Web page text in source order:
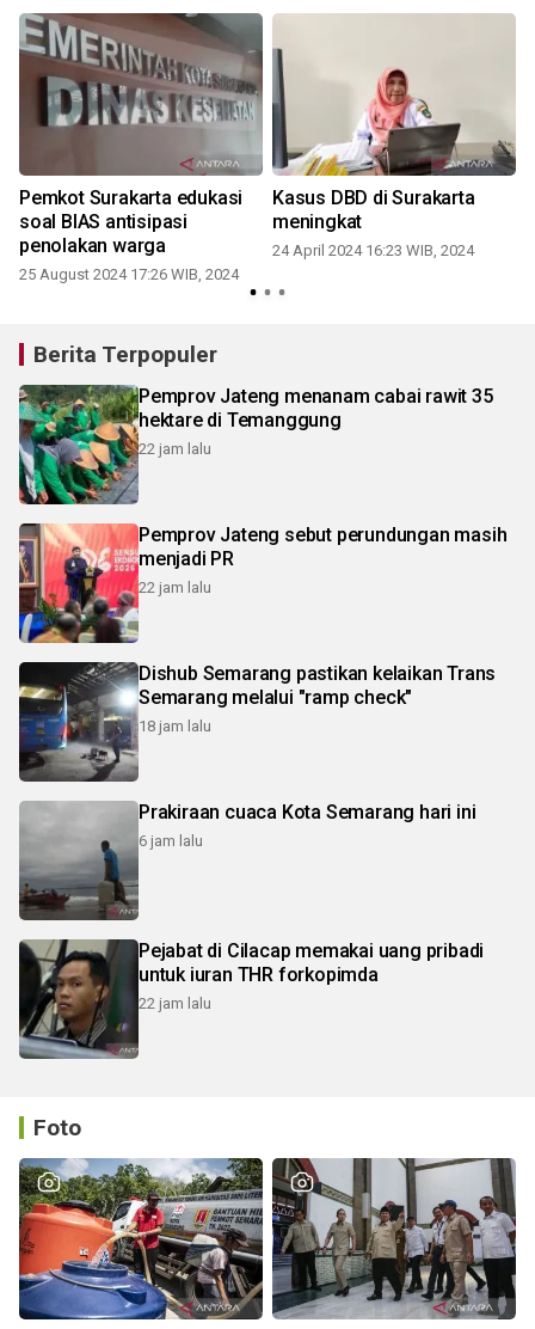
Pemkot Surakarta edukasi
soal BIAS antisipasi
penolakan warga
25 August 2024 17:26 WIB, 2024
Kasus DBD di Surakarta
meningkat
24 April 2024 16:23 WIB, 2024
Berita Terpopuler
Pemprov Jateng menanam cabai rawit 35
hektare di Temanggung
22 jam lalu
Pemprov Jateng sebut perundungan masih
menjadi PR
22 jam lalu
Dishub Semarang pastikan kelaikan Trans
Semarang melalui "ramp check"
18 jam lalu
Prakiraan cuaca Kota Semarang hari ini
6 jam lalu
Pejabat di Cilacap memakai uang pribadi
untuk iuran THR forkopimda
22 jam lalu
Foto